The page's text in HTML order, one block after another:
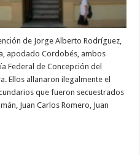
de Jorge Alberto Rodríguez,
apodado Cordobés, ambos
Federal de Concepción del
Ellos allanaron ilegalmente el
que fueron secuestrados
Juan Carlos Romero, Juan